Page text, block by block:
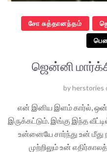
சோ சுத்தானந்தம்
ஜென்னி
byherstories
என் இனிய இளம் கார்ல்,
இருக்கட்டும். இங்கு இந்த
உன்னையே சார்ந்து உன் மீது
முற்றிலும் உன்